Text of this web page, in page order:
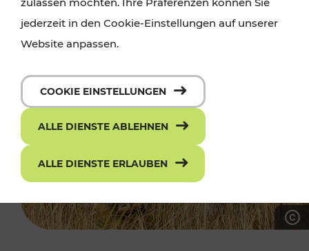
jederzeit in den Cookie-Einstellungen auf unserer
Website anpassen.
COOKIE EINSTELLUNGEN
ALLE DIENSTE ABLEHNEN
ALLE DIENSTE ERLAUBEN